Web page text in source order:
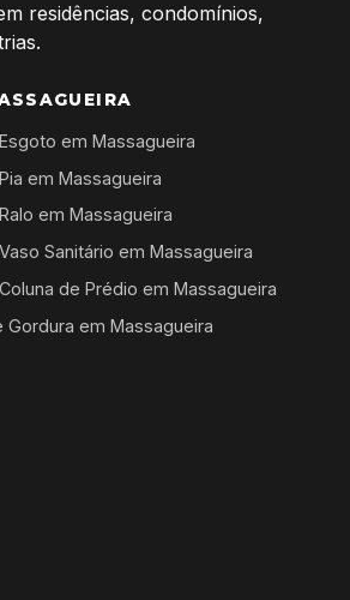
residências, condomínios,
em Massagueira
em Massagueira
em Massagueira
Sanitário em Massagueira
de Prédio em Massagueira
em Massagueira